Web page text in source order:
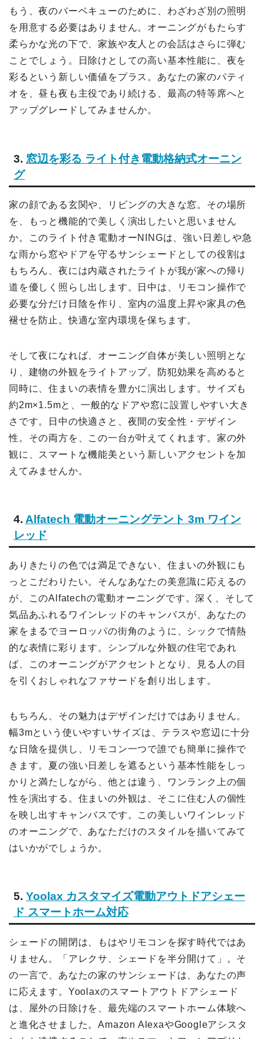
もう、夜のバーベキューのために、わざわざ別の照明
を用意する必要はありません。オーニングがもたらす
柔らかな光の下で、家族や友人との会話はさらに弾む
ことでしょう。日除けとしての高い基本性能に、夜を
彩るという新しい価値をプラス。あなたの家のパティ
オを、昼も夜も主役であり続ける、最高の特等席へと
アップグレードしてみませんか。
3. 窓辺を彩る ライト付き電動格納式オーニン
グ
家の顔である玄関や、リビングの大きな窓。その場所
を、もっと機能的で美しく演出したいと思いません
か。このライト付き電動オーNINGは、強い日差しや急
な雨から窓やドアを守るサンシェードとしての役割は
もちろん、夜には内蔵されたライトが我が家への帰り
道を優しく照らし出します。日中は、リモコン操作で
必要な分だけ日陰を作り、室内の温度上昇や家具の色
褪せを防止。快適な室内環境を保ちます。
そして夜になれば、オーニング自体が美しい照明とな
り、建物の外観をライトアップ。防犯効果を高めると
同時に、住まいの表情を豊かに演出します。サイズも
約2m×1.5mと、一般的なドアや窓に設置しやすい大き
さです。日中の快適さと、夜間の安全性・デザイン
性。その両方を、この一台が叶えてくれます。家の外
観に、スマートな機能美という新しいアクセントを加
えてみませんか。
4. Alfatech 電動オーニングテント 3m ワイン
レッド
ありきたりの色では満足できない、住まいの外観にも
っとこだわりたい。そんなあなたの美意識に応えるの
が、このAlfatechの電動オーニングです。深く、そして
気品あふれるワインレッドのキャンバスが、あなたの
家をまるでヨーロッパの街角のように、シックで情熱
的な表情に彩ります。シンプルな外観の住宅であれ
ば、このオーニングがアクセントとなり、見る人の目
を引くおしゃれなファサードを創り出します。
もちろん、その魅力はデザインだけではありません。
幅3mという使いやすいサイズは、テラスや窓辺に十分
な日陰を提供し、リモコン一つで誰でも簡単に操作で
きます。夏の強い日差しを遮るという基本性能をしっ
かりと満たしながら、他とは違う、ワンランク上の個
性を演出する。住まいの外観は、そこに住む人の個性
を映し出すキャンバスです。この美しいワインレッド
のオーニングで、あなただけのスタイルを描いてみて
はいかがでしょうか。
5. Yoolax カスタマイズ電動アウトドアシェー
ド スマートホーム対応
シェードの開閉は、もはやリモコンを探す時代ではあ
りません。「アレクサ、シェードを半分開けて」。そ
の一言で、あなたの家のサンシェードは、あなたの声
に応えます。Yoolaxのスマートアウトドアシェード
は、屋外の日除けを、最先端のスマートホーム体験へ
と進化させました。Amazon AlexaやGoogleアシスタ